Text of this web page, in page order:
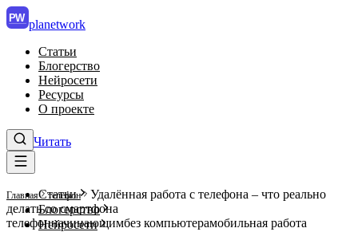
PW planetwork
Статьи
Блогерство
Нейросети
Ресурсы
О проекте
Читать
Статьи
Блогерство
Нейросети
Главная телефон
Удалённая работа с телефона – что реально
делать со смартфона
телефонначинающимбез компьютерамобильная работа